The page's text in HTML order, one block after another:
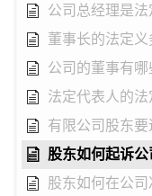
公司总经理是法
董事长的法定义
公司的董事有哪
法定代表人的法
有限公司股东要
股东如何起诉公
股东如何在公司